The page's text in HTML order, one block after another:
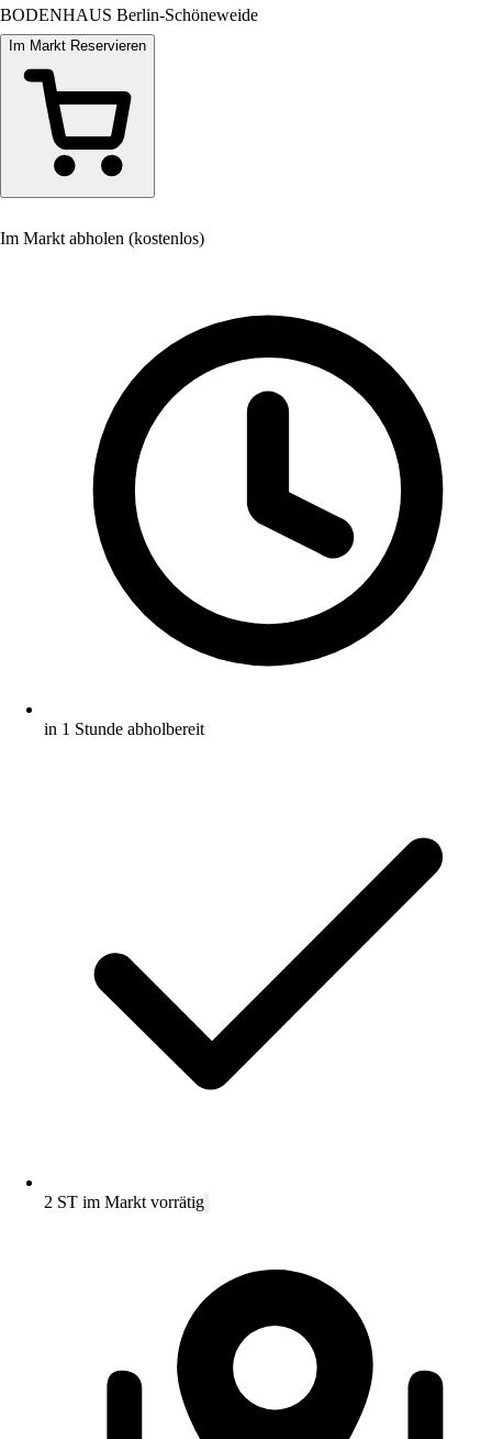
BODENHAUS Berlin-Schöneweide
Im Markt Reservieren
Im Markt abholen (kostenlos)
in 1 Stunde abholbereit
2 ST im Markt vorrätig